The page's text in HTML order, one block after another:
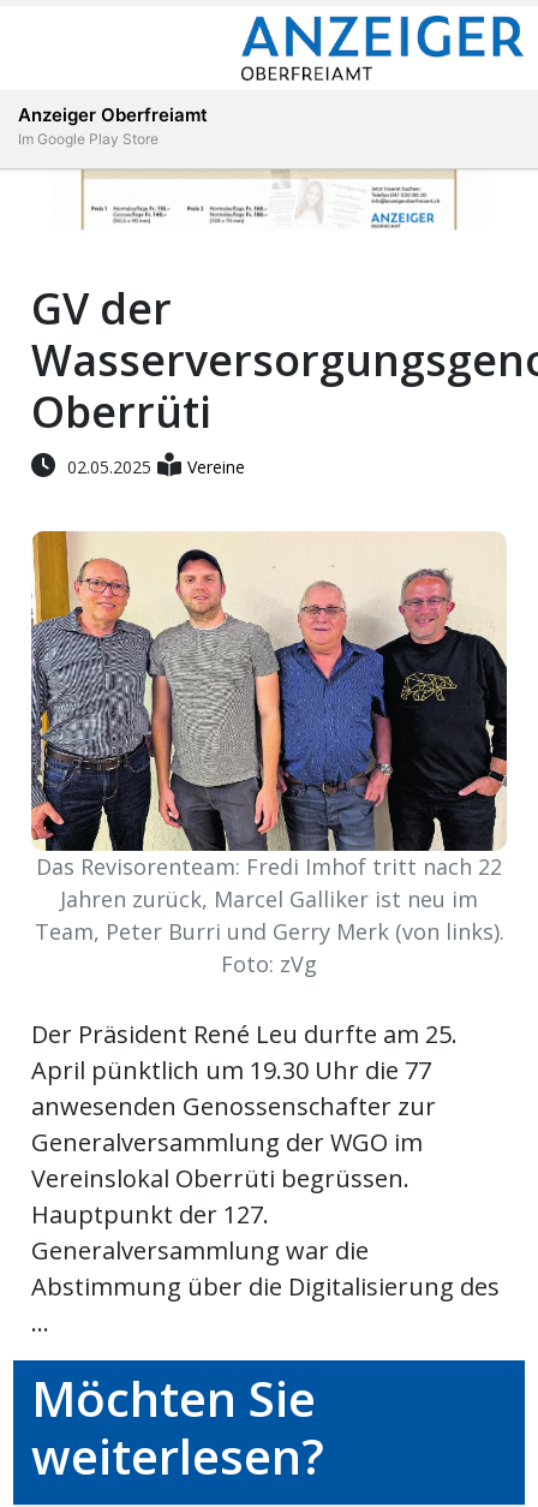
Veranstaltungen
Stellen
Paper
App
Auw
Auw:
offizielle
Mitteilungen
Abonnieren Anmelden
GV der
Oberrüti
02.05.2025 Vereine
Das Revisorenteam: Fredi Imhof tritt nach 22
Jahren zurück, Marcel Galliker ist neu im
Team, Peter Burri und Gerry Merk (von links).
Foto: zVg
Der Präsident René Leu durfte am 25.
April pünktlich um 19.30 Uhr die 77
anwesenden Genossenschafter zur
Generalversammlung der WGO im
Vereinslokal Oberrüti begrüssen.
Hauptpunkt der 127.
Generalversammlung war die
Abstimmung über die Digitalisierung des
...
Möchten Sie
weiterlesen?
Anzeiger Oberfreiamt
Im Google Play Store